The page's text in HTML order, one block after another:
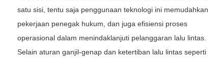
satu sisi, tentu saja penggunaan teknologi ini memudahkan
pekerjaan penegak hukum, dan juga efisiensi proses
operasional dalam menindaklanjuti pelanggaran lalu lintas.
Selain aturan ganjil-genap dan ketertiban lalu lintas seperti